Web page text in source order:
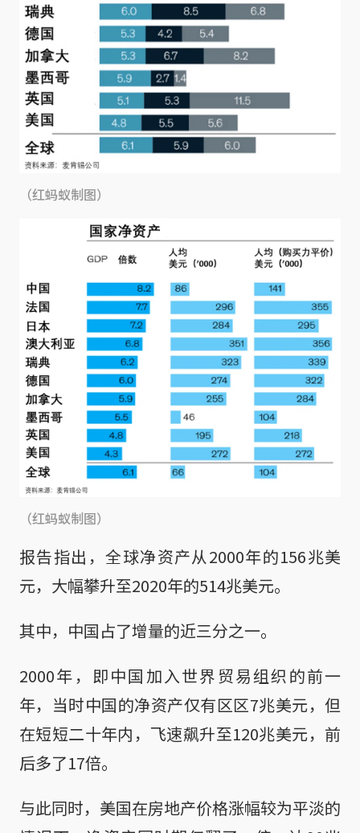
（红蚂蚁制图）
（红蚂蚁制图）
报告指出，全球净资产从2000年的156兆美
元，大幅攀升至2020年的514兆美元。
其中，中国占了增量的近三分之一。
2000年，即中国加入世界贸易组织的前一
年，当时中国的净资产仅有区区7兆美元，但
在短短二十年内，飞速飙升至120兆美元，前
后多了17倍。
与此同时，美国在房地产价格涨幅较为平淡的